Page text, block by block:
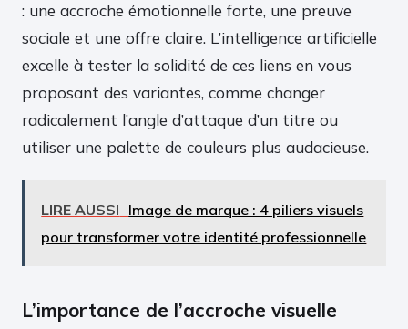
: une accroche émotionnelle forte, une preuve
sociale et une offre claire. L’intelligence artificielle
excelle à tester la solidité de ces liens en vous
proposant des variantes, comme changer
radicalement l’angle d’attaque d’un titre ou
utiliser une palette de couleurs plus audacieuse.
LIRE AUSSI Image de marque : 4 piliers visuels
pour transformer votre identité professionnelle
L’importance de l’accroche visuelle